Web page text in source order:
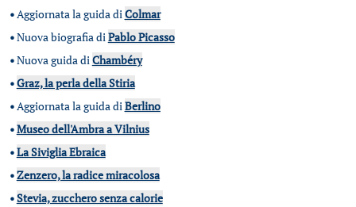
•Aggiornata la guida diColmar
•Nuova biografia diPablo Picasso
•Nuova guida diChambéry
•Graz, la perla della Stiria
•Aggiornata la guida diBerlino
•Museo dell'Ambra a Vilnius
•La Siviglia Ebraica
•Zenzero, la radice miracolosa
•Stevia, zucchero senza calorie